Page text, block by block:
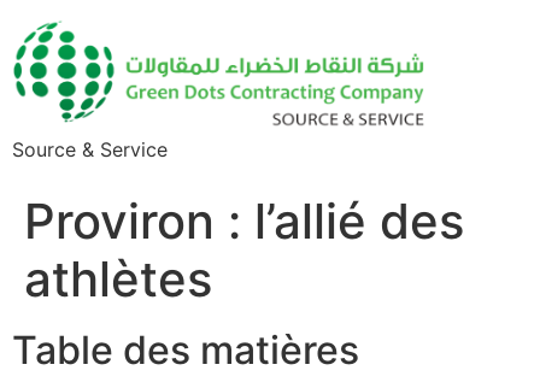
Source & Service
Proviron : l’allié des
athlètes
Table des matières